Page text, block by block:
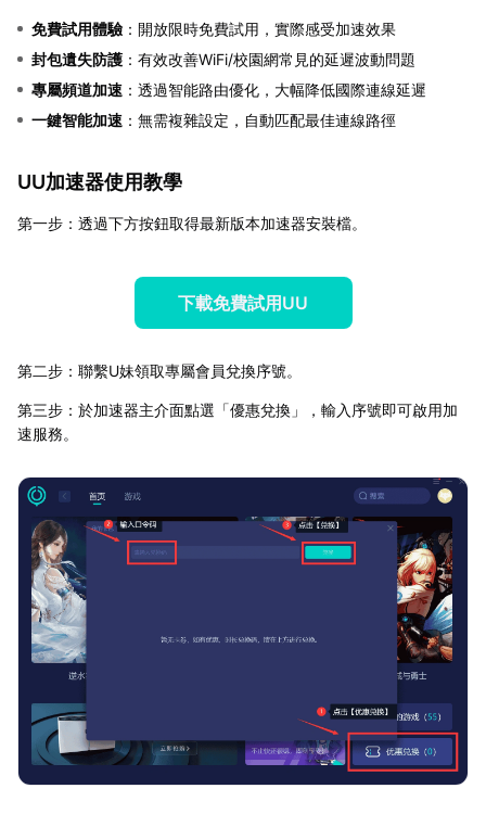
免費試用體驗 ：開放限時免費試用，實際感受加速效果
封包遺失防護 ：有效改善WiFi/校園網常見的延遲波動問題
專屬頻道加速 ：透過智能路由優化，大幅降低國際連線延遲
一鍵智能加速 ：無需複雜設定，自動匹配最佳連線路徑
UU加速器使用教學
第一步：透過下方按鈕取得最新版本加速器安裝檔。
下載免費試用UU
第二步：聯繫U妹領取專屬會員兌換序號。
第三步：於加速器主介面點選「優惠兌換」，輸入序號即可啟用加
速服務。